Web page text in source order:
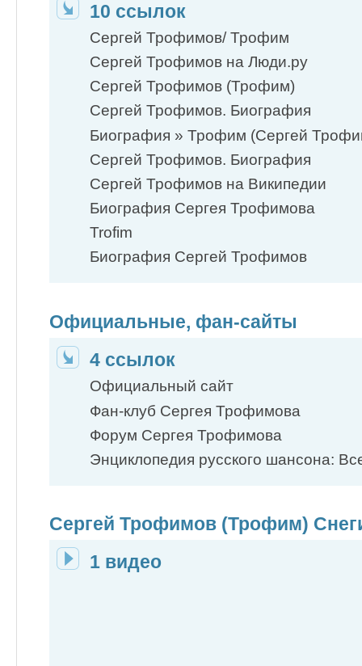
10 ссылок
Сергей Трофимов/ Трофим
Сергей Трофимов на Люди.ру
Сергей Трофимов (Трофим)
Сергей Трофимов. Биография
Биография » Трофим (Сергей
Сергей Трофимов. Биография
Сергей Трофимов на Википедии
Биография Сергея Трофимова
Trofim
Биография Сергей Трофимов
Официальные, фан-сайты
4 ссылок
Официальный сайт
Фан-клуб Сергея Трофимова
Форум Сергея Трофимова
Энциклопедия русского шансона:
Сергей Трофимов (Трофим)
1 видео